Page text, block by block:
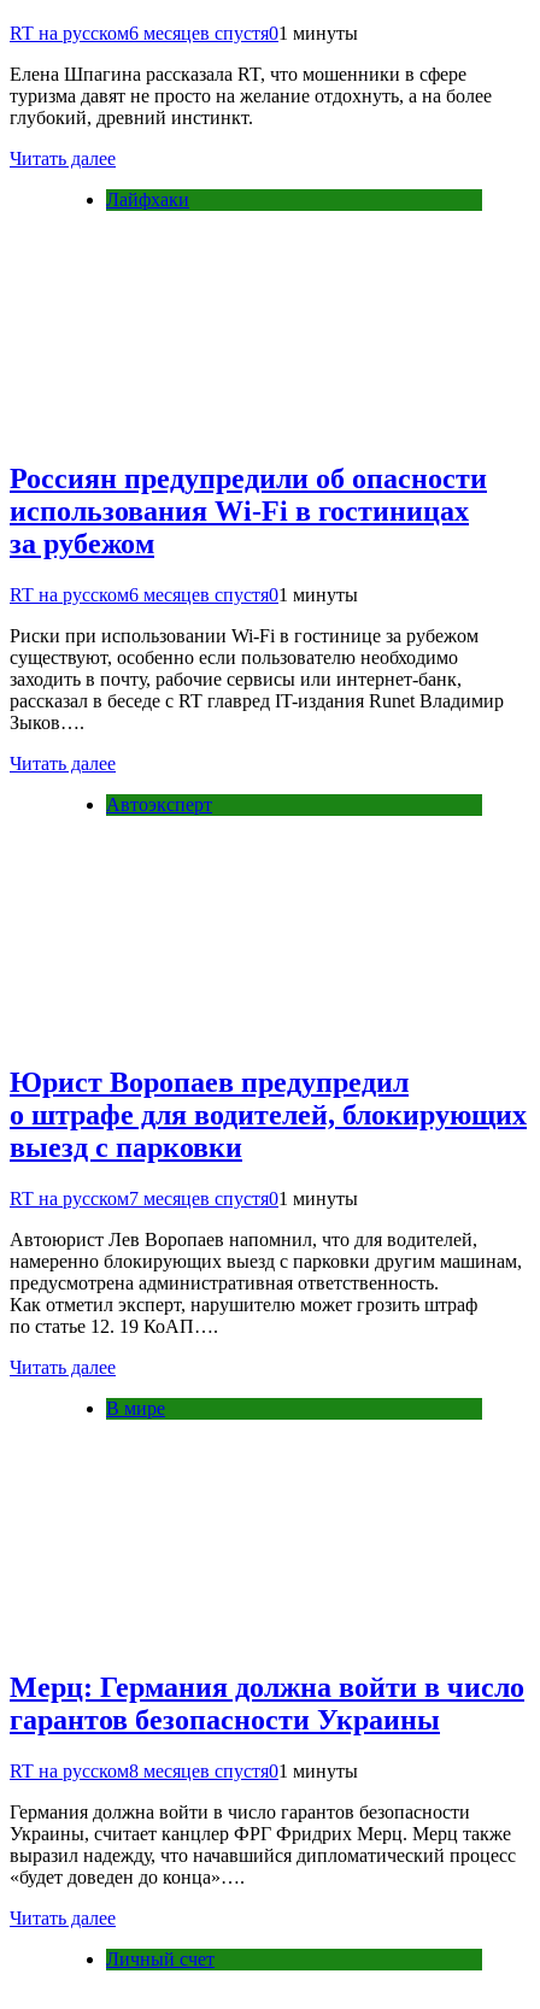
RT на русском6 месяцев спустя01 минуты
Елена Шпагина рассказала RT, что мошенники в сфере
туризма давят не просто на желание отдохнуть, а на более
глубокий, древний инстинкт.
Читать далее
Лайфхаки
Россиян предупредили об опасности
использования Wi-Fi в гостиницах
за рубежом
RT на русском6 месяцев спустя01 минуты
Риски при использовании Wi-Fi в гостинице за рубежом
существуют, особенно если пользователю необходимо
заходить в почту, рабочие сервисы или интернет-банк,
рассказал в беседе с RT главред IT-издания Runet Владимир
Зыков….
Читать далее
Автоэксперт
Юрист Воропаев предупредил
о штрафе для водителей, блокирующих
выезд с парковки
RT на русском7 месяцев спустя01 минуты
Автоюрист Лев Воропаев напомнил, что для водителей,
намеренно блокирующих выезд с парковки другим машинам,
предусмотрена административная ответственность.
Как отметил эксперт, нарушителю может грозить штраф
по статье 12. 19 КоАП….
Читать далее
В мире
Мерц: Германия должна войти в число
гарантов безопасности Украины
RT на русском8 месяцев спустя01 минуты
Германия должна войти в число гарантов безопасности
Украины, считает канцлер ФРГ Фридрих Мерц. Мерц также
выразил надежду, что начавшийся дипломатический процесс
«будет доведен до конца»….
Читать далее
Личный счет